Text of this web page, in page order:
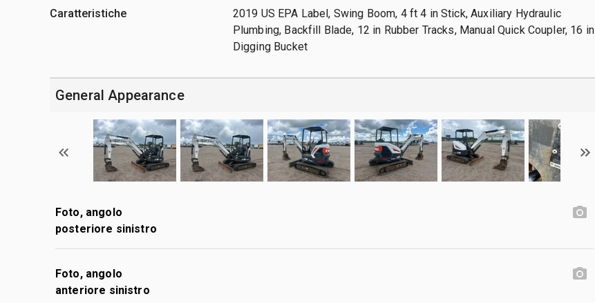
Caratteristiche
2019 US EPA Label, Swing Boom, 4 ft 4 in Stick, Auxiliary Hydraulic
Plumbing, Backfill Blade, 12 in Rubber Tracks, Manual Quick Coupler, 16 in
Digging Bucket
General Appearance
Foto, angolo
posteriore sinistro
Foto, angolo
anteriore sinistro